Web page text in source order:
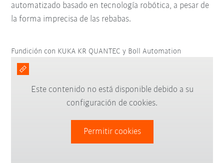
automatizado basado en tecnología robótica, a pesar de
la forma imprecisa de las rebabas.
Fundición con KUKA KR QUANTEC y Boll Automation
Este contenido no está disponible debido a su
configuración de cookies.
Permitir cookies